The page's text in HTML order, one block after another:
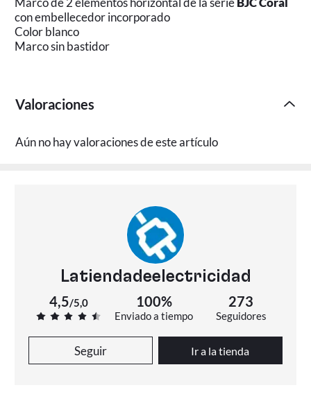
con embellecedor incorporado
Color blanco
Marco sin bastidor
Valoraciones
Aún no hay valoraciones de este artículo
Latiendadeelectricidad
4,5/5,0 100%
Enviado a tiempo
273
Seguidores
Seguir Ir a la tienda